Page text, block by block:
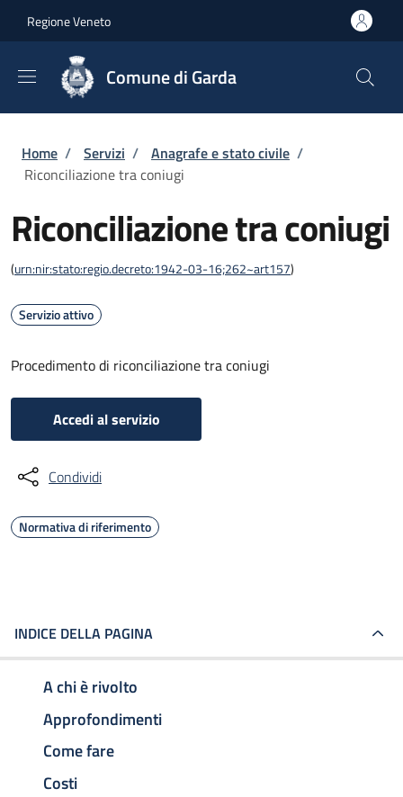
Regione Veneto
Comune di Garda
Briciole di pane
Home / Servizi / Anagrafe e stato civile /
Riconciliazione tra coniugi
Riconciliazione tra coniugi
(urn:nir:stato:regio.decreto:1942-03-16;262~art157)
Servizio attivo
Procedimento di riconciliazione tra coniugi
Accedi al servizio
Condividi
Normativa di riferimento
INDICE DELLA PAGINA
A chi è rivolto
Approfondimenti
Come fare
Costi